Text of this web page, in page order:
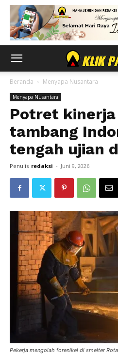
Beranda Menyapa Nusantara
Menyapa Nusantara
Potret
tambang
tengah ujian
Penulis redaksi - Juni 9, 2026
Pekerja mengolah forenikel di smelter